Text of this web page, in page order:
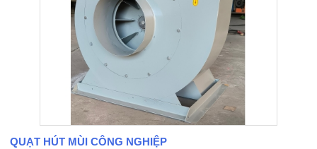
QUẠT HÚT MÙI CÔNG NGHIỆP